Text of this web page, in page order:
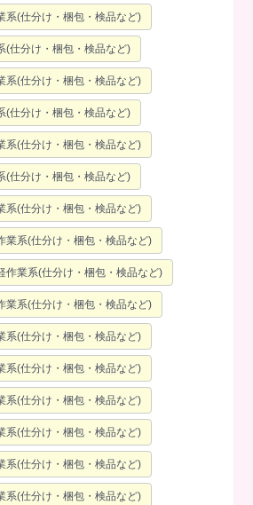
系(仕分け・梱包・検品など)
(仕分け・梱包・検品など)
系(仕分け・梱包・検品など)
(仕分け・梱包・検品など)
系(仕分け・梱包・検品など)
(仕分け・梱包・検品など)
系(仕分け・梱包・検品など)
業系(仕分け・梱包・検品など)
作業系(仕分け・梱包・検品など)
業系(仕分け・梱包・検品など)
系(仕分け・梱包・検品など)
系(仕分け・梱包・検品など)
系(仕分け・梱包・検品など)
系(仕分け・梱包・検品など)
系(仕分け・梱包・検品など)
系(仕分け・梱包・検品など)